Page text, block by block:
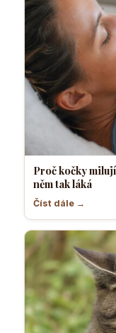
Proč kočky
něm tak láká
Číst dále →